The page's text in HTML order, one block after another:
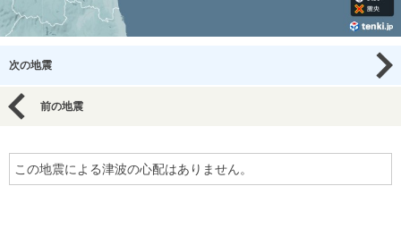
次の地震
前の地震
この地震による津波の心配はありません。